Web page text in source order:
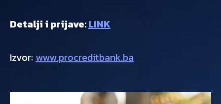
Detalji i prijave:LINK
Izvor:www.procreditbank.ba